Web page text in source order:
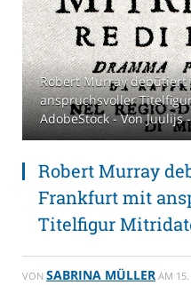
Robert Murray
anspruchsvoller
AdobeStock - Von Juulijs
Robert Murray
Frankfurt mit
Titelfigur
VON SABRINA MÜLLER AM